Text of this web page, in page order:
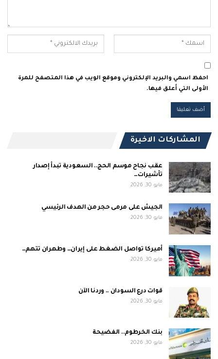
احفظ اسمي والبريد الإلكتروني وموقع الويب في هذا المتصفح للمرة
الأولى التي أعلق فيها.
المشاركات الاخيرة
عقب نجاح موسم الحج.. السعودية تبدأ إصدار
تأشيرات…
مايو 30, 2026
الجيش على مرمى حجر من الهدف الرئيسي
مايو 30, 2026
أميركا تواصل الضغط على إيران… وطهران تتهم…
مايو 30, 2026
قوات درع السودان .. وردنا الآن
مايو 30, 2026
بنك الخرطوم.. الفضيحة
مايو 30, 2026